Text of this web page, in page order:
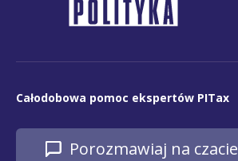
Całodobowa pomoc ekspertów PITax
Porozmawiaj na czacie